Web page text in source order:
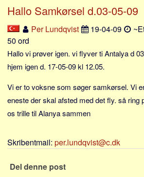
England.dk
JLKM.dk
Lande
Tyrkiet
Spanien
Frankrig
Sverige
Thailand
Hallo Samkørsel d.03-05-09
Per Lundqvist 19-04-09
50 ord
Hallo vi prøver igen. vi flyver ti Antalya d
hjem igen d. 17-05-09 kl 12.05.
Vi er to voksne som søger samkørsel. Vi
eneste der skal afsted med det fly. så ring
os trille til Alanya sammen
Skribentmail: per.lundqvist@c.dk
Del denne post